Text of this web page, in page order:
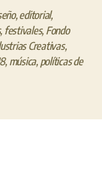
,editorial,
, festivales, Fondo
Creativas,
, música, políticas de